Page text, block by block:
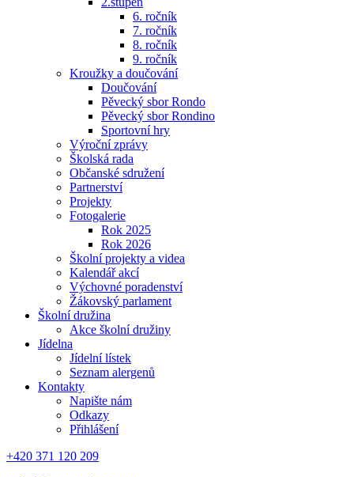
6. ročník
7. ročník
8. ročník
9. ročník
Kroužky a doučování
Doučování
Pěvecký sbor Rondo
Pěvecký sbor Rondino
Sportovní hry
Výroční zprávy
Školská rada
Občanské sdružení
Partnerství
Projekty
Fotogalerie
Rok 2025
Rok 2026
Školní projekty a videa
Kalendář akcí
Výchovné poradenství
Žákovský parlament
Školní družina
Akce školní družiny
Jídelna
Jídelní lístek
Seznam alergenů
Kontakty
Napište nám
Odkazy
Přihlášení
+420 371 120 209